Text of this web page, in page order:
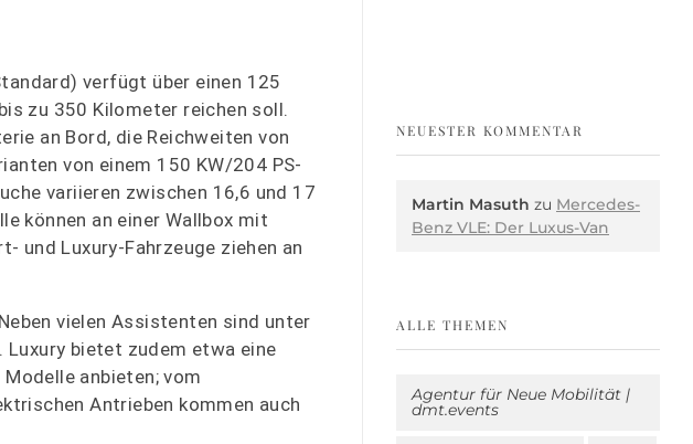
verfügt über einen 125
zu 350 Kilometer reichen soll.
an Bord, die Reichweiten von
von einem 150 KW/204 PS-
variieren zwischen 16,6 und 17
können an einer Wallbox mit
und Luxury-Fahrzeuge ziehen an
vielen Assistenten sind unter
Luxury bietet zudem etwa eine
anbieten; vom
Antrieben kommen auch
NEUESTER KOMMENTAR
Martin Masuth zu Mercedes-
Benz VLE: Der Luxus-Van
ALLE THEMEN
Agentur für Neue Mobilität |
dmt.events